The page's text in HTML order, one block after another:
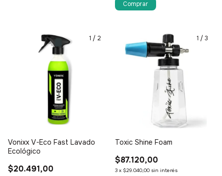
1 / 2
Vonixx V-Eco Fast Lavado
Ecológico
$20.491,00
1 / 3
Toxic Shine Foam
$87.120,00
3 x $29.040,00 sin interés